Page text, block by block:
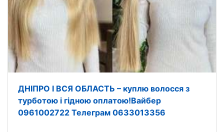
ДНІПРО І ВСЯ ОБЛАСТЬ – куплю волосся з
турботою і гідною оплатою!Вайбер
0961002722 Телеграм 0633013356